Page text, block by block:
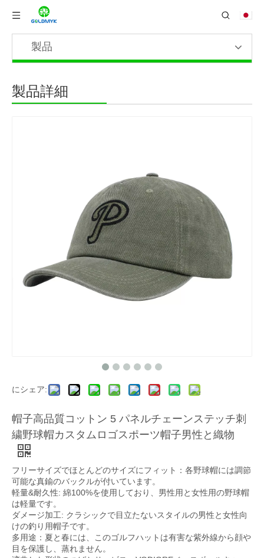
製品
製品詳細
にシェア:
帽子高品質コットン 5 パネルチェーンステッチ刺
繍野球帽カスタムロゴスポーツ帽子男性と織物
フリーサイズでほとんどのサイズにフィット：各野球帽には調節
可能な真鍮のバックルが付いています。
軽量&耐久性: 綿100%を使用しており、男性用と女性用の野球帽
は軽量です。
ダメージ加工: クラシックで目立たないスタイルの男性と女性向
けの釣り用帽子です。
多用途：夏と春には、このゴルフハットは有害な紫外線から顔や
目を保護し、蒸れません。